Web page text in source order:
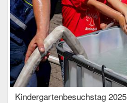
Kindergartenbesuchstag 2025